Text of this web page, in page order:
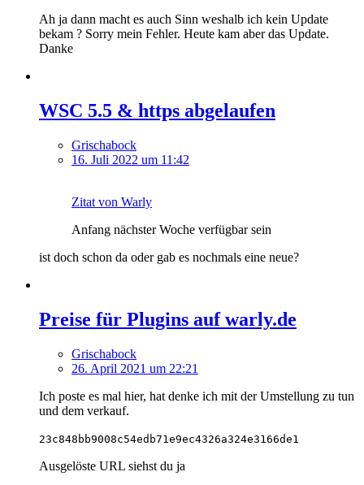
Ah ja dann macht es auch Sinn weshalb ich kein Update
bekam ? Sorry mein Fehler. Heute kam aber das Update.
Danke
WSC 5.5 & https abgelaufen
Grischabock
16. Juli 2022 um 11:42
Zitat von Warly
Anfang nächster Woche verfügbar sein
ist doch schon da oder gab es nochmals eine neue?
Preise für Plugins auf warly.de
Grischabock
26. April 2021 um 22:21
Ich poste es mal hier, hat denke ich mit der Umstellung zu tun
und dem verkauf.
23c848bb9008c54edb71e9ec4326a324e3166de1
Ausgelöste URL siehst du ja